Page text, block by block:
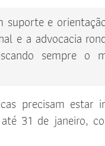
suporte e
e a advocacia
sempre o
precisam estar
31 de janeiro,